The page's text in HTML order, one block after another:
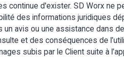
continue d'exister. SD Worx ne
des informations juridiques
avis ou une assistance dans
et des conséquences de
subis par le Client suite à